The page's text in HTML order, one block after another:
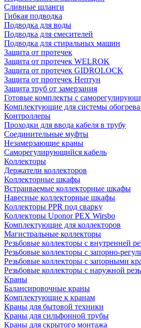
Сливные шланги
Гибкая подводка
Подводка для воды
Подводка для смесителей
Подводка для стиральных машин
Защита от протечек
Защита от протечек WELROK
Защита от протечек GIDROLOCK
Защита от протечек Нептун
Защита труб от замерзания
Готовые комплекты с
Комплектующие для системы обогрева
Контроллеры
Проходки для ввода кабеля в трубу
Соединительные муфты
Незамерзающие краны
Саморегулирующийся кабель
Коллекторы
Держатели коллекторов
Коллекторные шкафы
Встраиваемые коллекторные шкафы
Навесные коллекторные шкафы
Коллекторы PPR под сварку
Коллекторы Uponor PEX Wirsbo
Комплектующие для коллекторов
Магистральные коллекторы
Резьбовые коллекторы с внутренней
Резьбовые коллекторы с запорно-
Резьбовые коллекторы с запорными
Резьбовые коллекторы с наружной
Краны
Балансировочные краны
Комплектующие к кранам
Краны для бытовой техники
Краны для сильфонной трубы
Краны для скрытого монтажа